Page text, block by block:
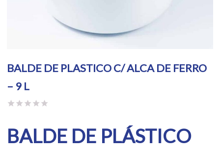
BALDE DE PLASTICO C/ ALCA DE FERRO
– 9 L
BALDE DE PLÁSTICO